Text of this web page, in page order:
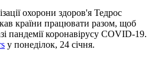
охорони здоров'я Тедрос
країни працювати разом, щоб
пандемії коронавірусу COVID-19.
у понеділок, 24 січня.